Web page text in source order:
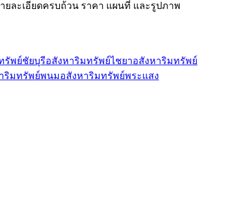
ยละเอียดครบถ้วน ราคา แผนที่ และรูปภาพ
รัพย์ชัยบุรีอสังหาริมทรัพย์ไชยาอสังหาริมทรัพย์
ริมทรัพย์พนมอสังหาริมทรัพย์พระแสง